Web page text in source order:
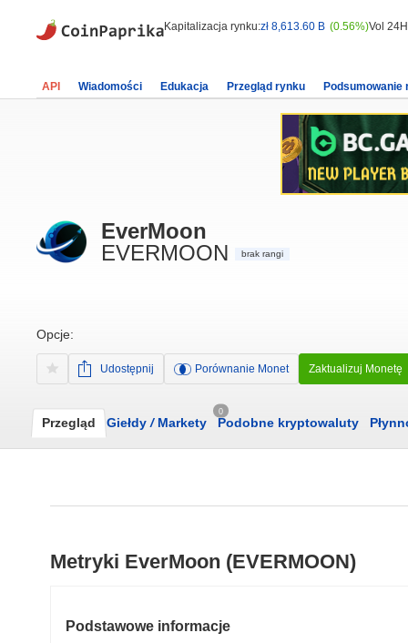
Kapitalizacja rynku:zł 8,613.60 B (0.56%)Vol
API Wiadomości Edukacja Przegląd rynku Podsumowanie
EverMoon
EVERMOON
brak rangi
Opcje:
Udostępnij Porównanie Monet Zaktualizuj Monetę
Przegląd Giełdy /Markety
0
Podobne kryptowaluty
Metryki EverMoon (EVERMOON)
Podstawowe informacje